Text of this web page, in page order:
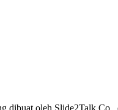
oleh Slide2Talk Co.,